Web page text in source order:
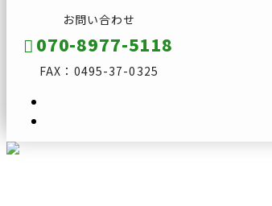
お問い合わせ
070-8977-5118
FAX：0495-37-0325